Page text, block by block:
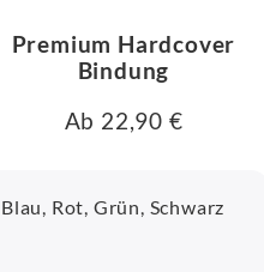
Premium Hardcover
Bindung
Ab 22,90 €
Blau, Rot, Grün, Schwarz